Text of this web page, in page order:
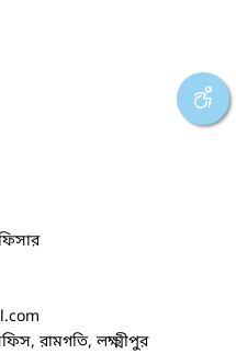
রামগতি, লক্ষ্মীপুর